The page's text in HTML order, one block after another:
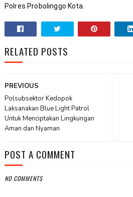
Polres Probolinggo Kota.
RELATED POSTS
PREVIOUS
Polsubsektor Kedopok
Laksanakan Blue Light Patrol
Untuk Menciptakan Lingkungan
Aman dan Nyaman
POST A COMMENT
NO COMMENTS